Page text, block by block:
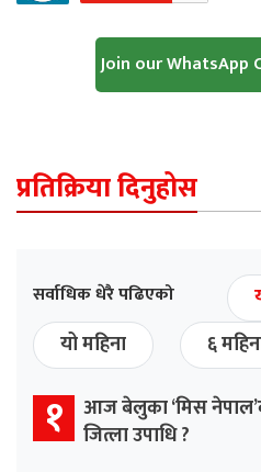
Join our WhatsApp
प्रतिक्रिया दिनुहोस
सर्वाधिक धेरै पढिएको
यो महिना
६
१
आज बेलुका ‘मिस
जित्ला उपाधि ?